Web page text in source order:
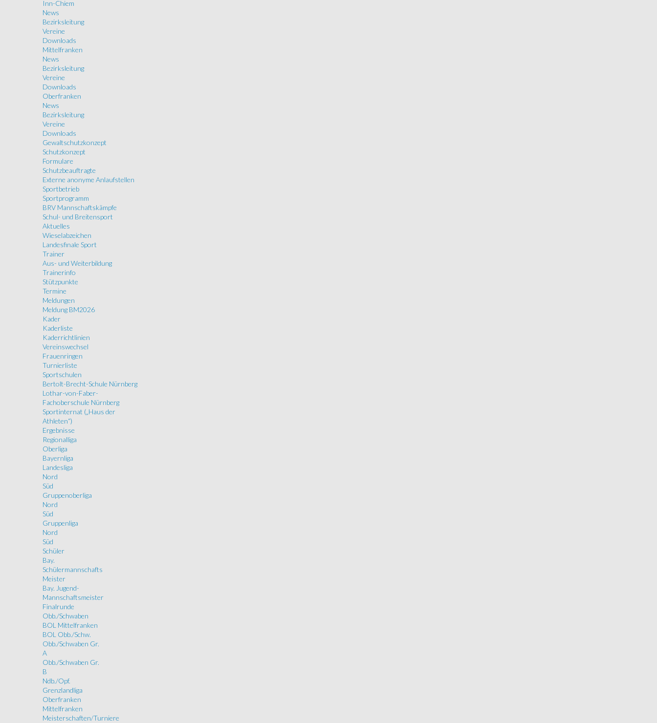
Inn-Chiem
News
Bezirksleitung
Vereine
Downloads
Mittelfranken
News
Bezirksleitung
Vereine
Downloads
Oberfranken
News
Bezirksleitung
Vereine
Downloads
Gewaltschutzkonzept
Schutzkonzept
Formulare
Schutzbeauftragte
Externe anonyme Anlaufstellen
Sportbetrieb
Sportprogramm
BRV Mannschaftskämpfe
Schul- und Breitensport
Aktuelles
Wieselabzeichen
Landesfinale Sport
Trainer
Aus- und Weiterbildung
Trainerinfo
Stützpunkte
Termine
Meldungen
Meldung BM2026
Kader
Kaderliste
Kaderrichtlinien
Vereinswechsel
Frauenringen
Turnierliste
Sportschulen
Bertolt-Brecht-Schule Nürnberg
Lothar-von-Faber-
Fachoberschule Nürnberg
Sportinternat („Haus der
Athleten“)
Ergebnisse
Regionalliga
Oberliga
Bayernliga
Landesliga
Nord
Süd
Gruppenoberliga
Nord
Süd
Gruppenliga
Nord
Süd
Schüler
Bay.
Schülermannschafts
Meister
Bay. Jugend-
Mannschaftsmeister
Finalrunde
Obb./Schwaben
BOL Mittelfranken
BOL Obb./Schw.
Obb./Schwaben Gr.
A
Obb./Schwaben Gr.
B
Ndb./Opf.
Grenzlandliga
Oberfranken
Mittelfranken
Meisterschaften/Turniere